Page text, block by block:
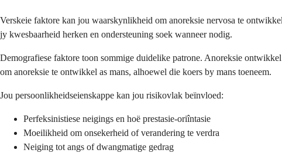
Verskeie faktore kan jou waarskynlikheid om anoreksie nervosa te
jy kwesbaarheid herken en ondersteuning soek wanneer nodig.
Demografiese faktore toon sommige duidelike patrone. Anoreksie
om anoreksie te ontwikkel as mans, alhoewel die koers by mans toeneem.
Jou persoonlikheidseienskappe kan jou risikovlak beïnvloed:
Perfeksinistiese neigings en hoë prestasie-oriîntasie
Moeilikheid om onsekerheid of verandering te verdra
Neiging tot angs of dwangmatige gedrag